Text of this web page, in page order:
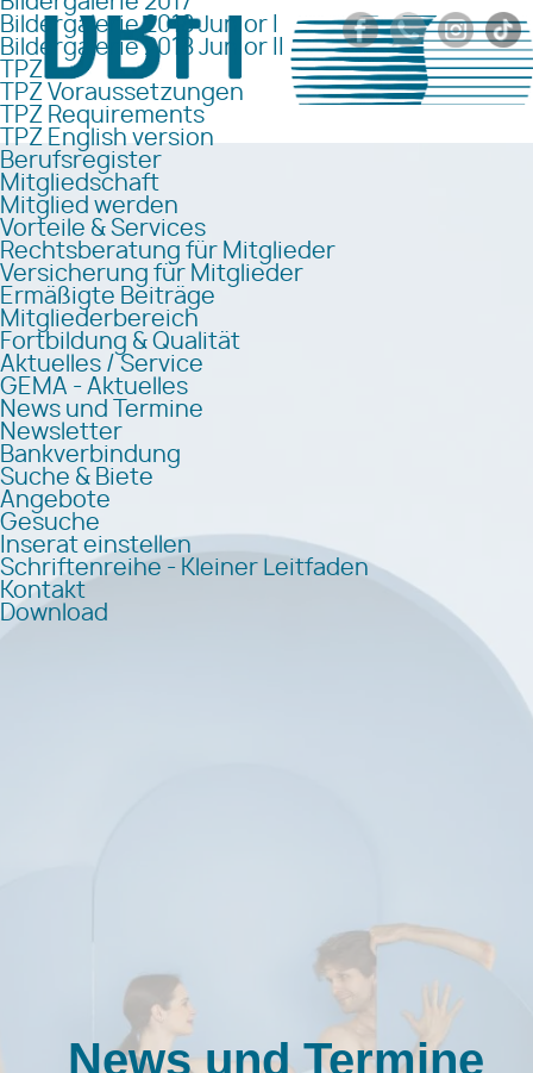
Bildergalerie 2018 Junior I
Bildergalerie 2018 Junior II
TPZ
TPZ Voraussetzungen
TPZ Requirements
TPZ English version
Berufsregister
Mitgliedschaft
Mitglied werden
Vorteile & Services
Rechtsberatung für Mitglieder
Versicherung für Mitglieder
Ermäßigte Beiträge
Mitgliederbereich
Fortbildung & Qualität
Aktuelles / Service
GEMA - Aktuelles
News und Termine
Newsletter
Bankverbindung
Suche & Biete
Angebote
Gesuche
Inserat einstellen
Schriftenreihe - Kleiner Leitfaden
Kontakt
Download
News und Termine